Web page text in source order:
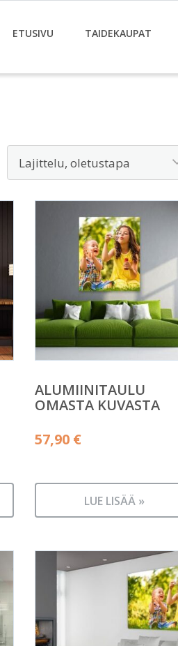
ETUSIVU TAIDEKAUPAT
ALUMIINITAULU
OMASTA KUVASTA
57,90 €
LUE LISÄÄ »